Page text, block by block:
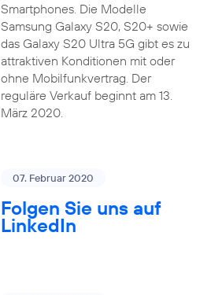
Smartphones. Die Modelle
Samsung Galaxy S20, S20+ sowie
das Galaxy S20 Ultra 5G gibt es zu
attraktiven Konditionen mit oder
ohne Mobilfunkvertrag. Der
reguläre Verkauf beginnt am 13.
März 2020.
07. Februar 2020
Folgen Sie uns auf
LinkedIn